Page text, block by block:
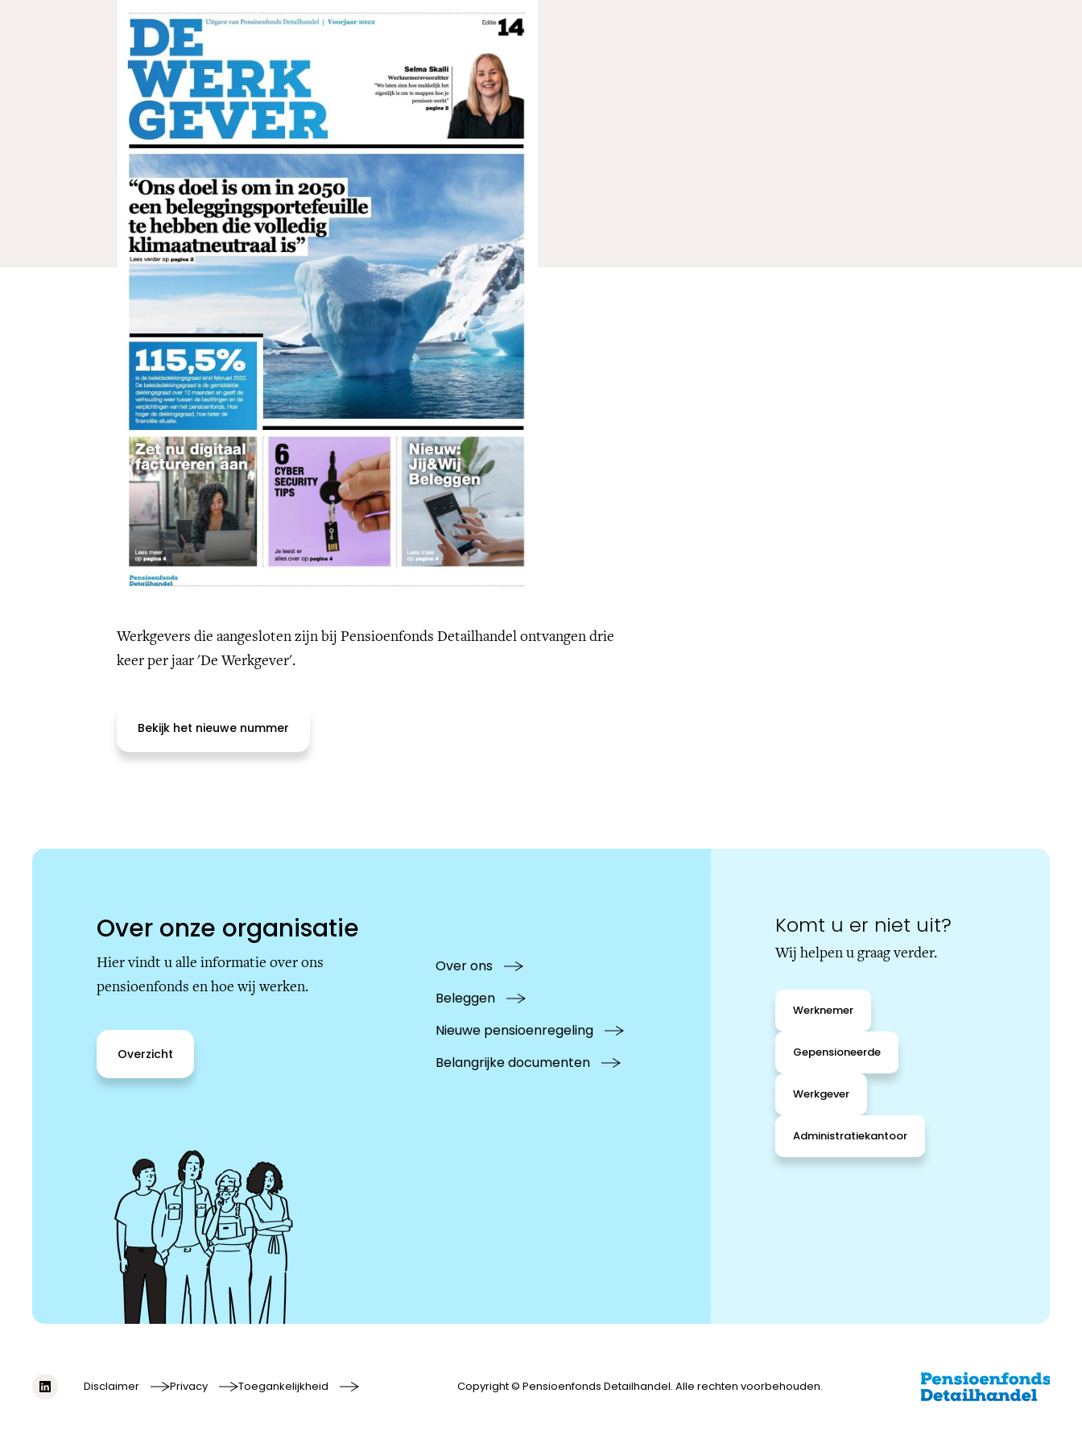
Werkgevers die aangesloten zijn bij Pensioenfonds Detailhandel ontvangen drie
keer per jaar 'De Werkgever'.
Bekijk het nieuwe nummer
Over onze organisatie
Hier vindt u alle informatie over ons
pensioenfonds en hoe wij werken.
Overzicht
Over ons
Beleggen
Nieuwe pensioenregeling
Belangrijke documenten
Komt u er niet uit?
Wij helpen u graag verder.
Werknemer
Gepensioneerde
Werkgever
Administratiekantoor
Disclaimer Privacy Toegankelijkheid Copyright © Pensioenfonds Detailhandel. Alle rechten voorbehouden.